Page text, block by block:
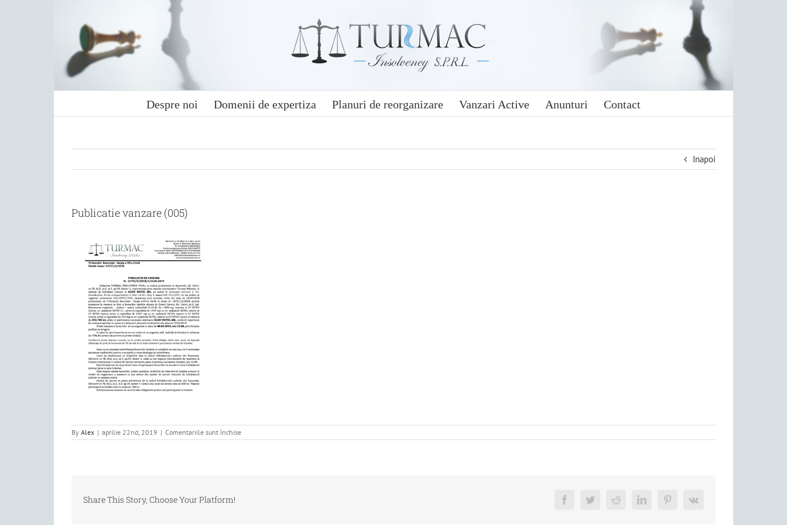
Despre noi Domenii de expertiza Planuri de reorganizare Vanzari Active Anunturi Contact
Inapoi
Publicatie vanzare (005)
By Alex | aprilie 22nd, 2019 | Comentariile sunt închisepentru
Publicatie
Share This Story, Choose Your Platform! FacebookTwitterReddit LinkedInPinterest
Vk